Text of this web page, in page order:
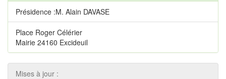
Présidence :M. Alain DAVASE
Place Roger Célérier
Mairie 24160 Excideuil
Mises à jour :